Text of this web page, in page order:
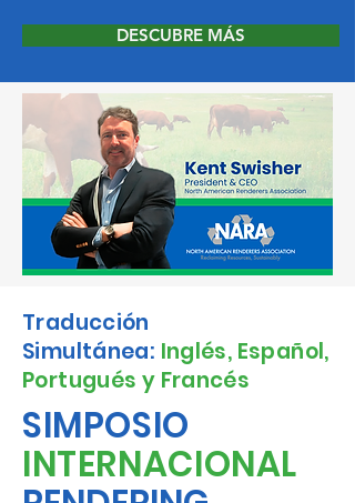
DESCUBRE MÁS
Traducción
Simultánea: Inglés, Español,
Portugués y Francés
SIMPOSIO
INTERNACIONAL